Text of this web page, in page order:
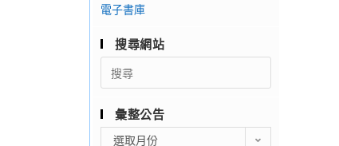
電子書庫
搜尋網站
Search
for:
彙整公告
選取月份